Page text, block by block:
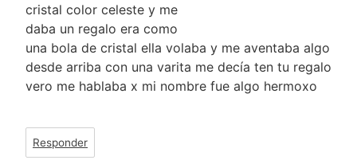
cristal color celeste y me
daba un regalo era como
una bola de cristal ella volaba y me aventaba algo
desde arriba con una varita me decía ten tu regalo
vero me hablaba x mi nombre fue algo hermoxo
Responder